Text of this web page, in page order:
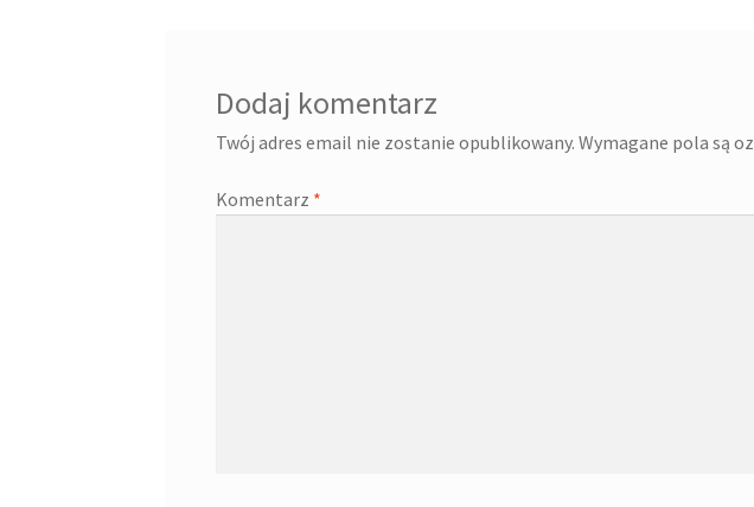
Dodaj komentarz
Twój adres email nie zostanie opublikowany. Wymagane pola są
Komentarz *